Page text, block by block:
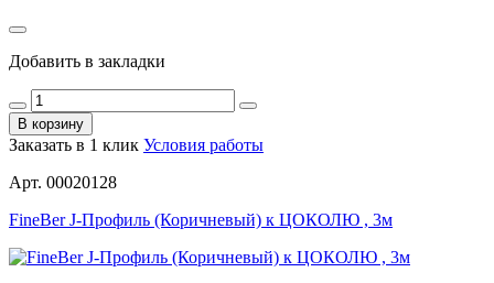
Добавить в закладки
В корзину
Заказать в 1 клик Условия работы
Арт. 00020128
FineBer J-Профиль (Коричневый) к ЦОКОЛЮ , 3м